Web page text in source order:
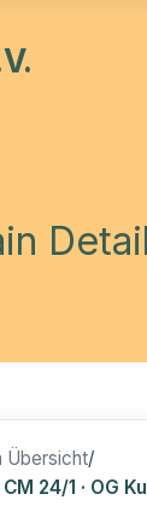
Übersicht/
24/1 · OG